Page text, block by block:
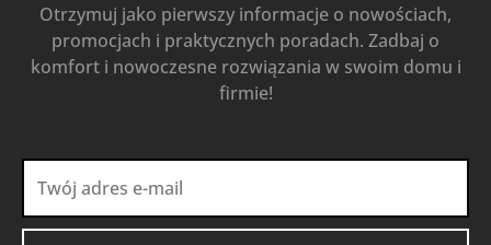
Otrzymuj jako pierwszy informacje o nowościach,
promocjach i praktycznych poradach. Zadbaj o
komfort i nowoczesne rozwiązania w swoim domu i
firmie!